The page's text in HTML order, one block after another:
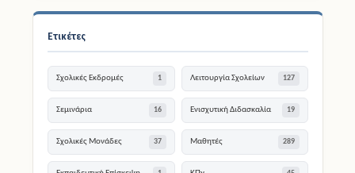
Ετικέτες
Σχολικές Εκδρομές Λειτουργία Σχολείων
Σεμινάρια Ενισχυτική Διδασκαλία
Σχολικές Μονάδες Μαθητές